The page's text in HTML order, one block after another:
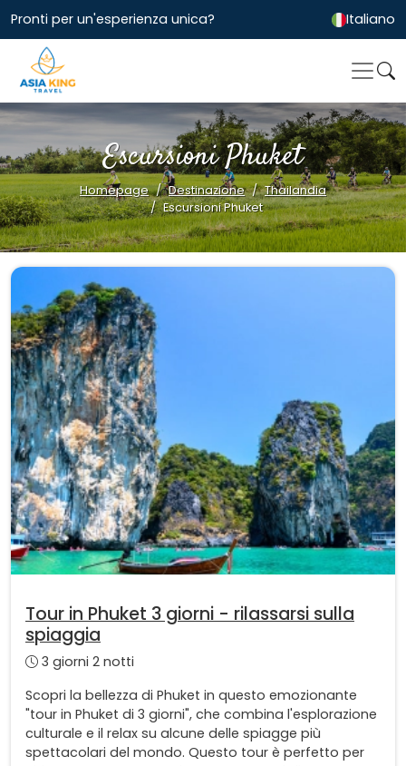
Pronti per un'esperienza unica? Italiano
Escursioni Phuket
Homepage Destinazione
Thailandia
Escursioni Phuket
Tour in Phuket 3 giorni - rilassarsi sulla
spiaggia
3 giorni 2 notti
Scopri la bellezza di Phuket in questo emozionante
"tour in Phuket di 3 giorni", che combina l'esplorazione
culturale e il relax su alcune delle spiagge più
spettacolari del mondo. Questo tour è perfetto per